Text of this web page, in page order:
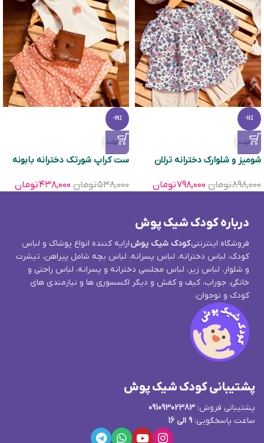
-11%
تمام‌شد
شومیز و شلوارک دخترانه ترلان
۸۹۸,۰۰۰تومان ۷۹۸,۰۰۰تومان
-19%
تمام‌شد
ست کراپ شورتک دخترانه بابونه
۵۳۸,۰۰۰تومان ۴۳۸,۰۰۰تومان
درباره کودک شیک پوش
فروشگاه اینترنتیکودک شیک پوشارایه کننده انواع پوشاک و لباس
کودک، لباس دخترانه، لباس پسرانه، لباس بچه شامل پیراهن، تیشرت
و شلوار، لباس زیر، لباس مجلسی دخترانه و پسرانه، لباس راحتی و
خانگی، جوراب، کیف و کفش و دیگر اکسسوری ها و نیازمندی های
کودک و نوجوان.
پشتیبانی کودک شیک پوش
پشتیبانی فروش: 09109302383
ساعت پاسخگویی: 9 الی 16